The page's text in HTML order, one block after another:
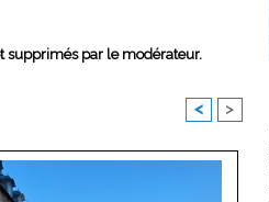
supprimés par le modérateur.
< >